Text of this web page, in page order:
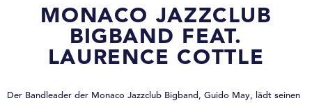
MONACO JAZZCLUB
BIGBAND FEAT.
LAURENCE COTTLE
Der Bandleader der Monaco Jazzclub Bigband, Guido May, lädt seinen